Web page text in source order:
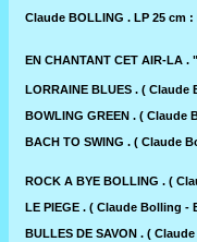
Claude BOLLING . LP 25 cm :
EN CHANTANT CET AIR-LA
LORRAINE BLUES . ( Claude
BOWLING GREEN . ( Claude
BACH TO SWING . ( Claude
ROCK A BYE BOLLING . (
LE PIEGE . ( Claude Bolling -
BULLES DE SAVON . (